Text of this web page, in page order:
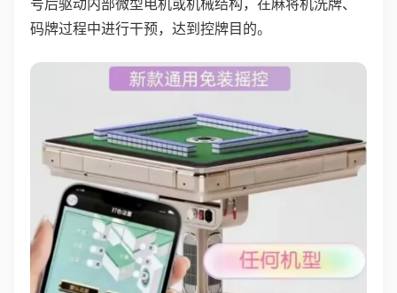
号后驱动内部微型电机或机械结构，在麻将机洗牌、
码牌过程中进行干预，达到控牌目的。